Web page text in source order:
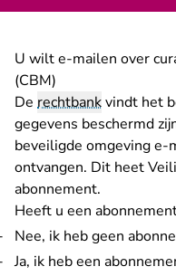
U wilt e-mailen over
(CBM)
De rechtbankvindt het
gegevens beschermd
beveiligde omgeving e-
ontvangen. Dit heet
abonnement.
Heeft u een
Nee, ik heb geen
Ja, ik heb een